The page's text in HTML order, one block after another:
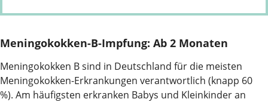
Meningokokken-B-Impfung: Ab 2 Monaten
Meningokokken B sind in Deutschland für die meisten
Meningokokken-Erkrankungen verantwortlich (knapp 60
%). Am häufigsten erkranken Babys und Kleinkinder an